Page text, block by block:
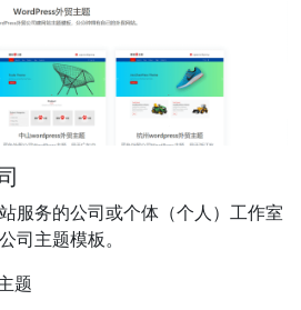
服务的公司或个体（个人）工作室
司主题模板。